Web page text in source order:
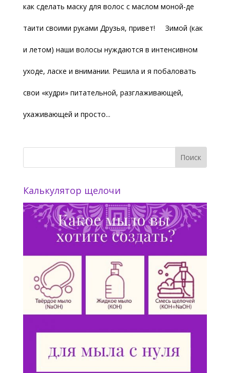
как сделать маску для волос с маслом моной-де
таити своими руками Друзья, привет! Зимой (как
и летом) наши волосы нуждаются в интенсивном
уходе, ласке и внимании. Решила и я побаловать
свои «кудри» питательной, разглаживающей,
ухаживающей и просто...
Калькулятор щелочи